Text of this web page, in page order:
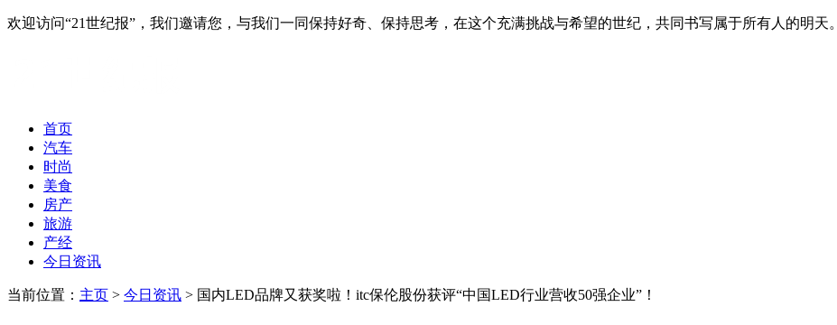
欢迎访问“21世纪报”，我们邀请您，与我们一同保持好奇、保持思考，在这个充满挑战与希望的世纪，共同书写属于所有人的明天。
首页
汽车
时尚
美食
房产
旅游
产经
今日资讯
当前位置： 主页 > 今日资讯 > 国内LED品牌又获奖啦！itc保伦股份获评“中国LED行业营收50强企业”！